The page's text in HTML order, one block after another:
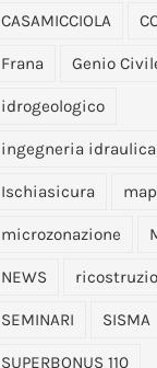
CASAMICCIOLA
Frana Genio
idrogeologico
ingegneria idraulica
Ischiasicura
microzonazione
NEWS
SEMINARI SISMA
SUPERBONUS 110